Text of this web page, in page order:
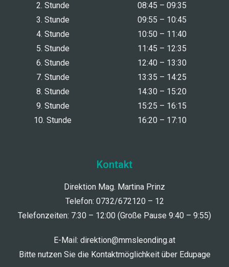
2. Stunde
08:45 – 09:35
3. Stunde
09:55 – 10:45
4. Stunde
10:50 – 11:40
5. Stunde
11:45 – 12:35
6. Stunde
12:40 – 13:30
7. Stunde
13:35 – 14:25
8. Stunde
14:30 – 15:20
9. Stunde
15:25 – 16:15
10. Stunde
16:20 – 17:10
Kontakt
Direktion Mag. Martina Prinz
Telefon: 0732/672120 – 12
Telefonzeiten: 7:30 – 12:00 (Große Pause 9:40 – 9:55)
E-Mail: direktion@mmsleonding.at
Bitte nutzen Sie die Kontaktmöglichkeit über Edupage